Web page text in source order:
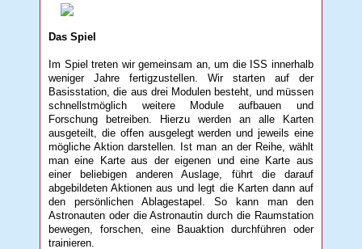
Das Spiel
Im Spiel treten wir gemeinsam an, um die ISS innerhalb
weniger Jahre fertigzustellen. Wir starten auf der
Basisstation, die aus drei Modulen besteht, und müssen
schnellstmöglich weitere Module aufbauen und
Forschung betreiben. Hierzu werden an alle Karten
ausgeteilt, die offen ausgelegt werden und jeweils eine
mögliche Aktion darstellen. Ist man an der Reihe, wählt
man eine Karte aus der eigenen und eine Karte aus
einer beliebigen anderen Auslage, führt die darauf
abgebildeten Aktionen aus und legt die Karten dann auf
den persönlichen Ablagestapel. So kann man den
Astronauten oder die Astronautin durch die Raumstation
bewegen, forschen, eine Bauaktion durchführen oder
trainieren.